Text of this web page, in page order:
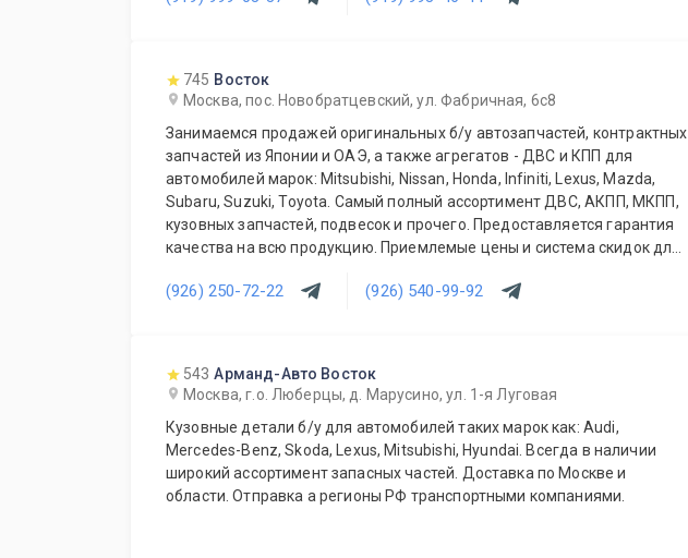
745 Восток
Москва, пос. Новобратцевский, ул. Фабричная, 6с8
Занимаемся продажей оригинальных б/у автозапчастей, контрактных
запчастей из Японии и ОАЭ, а также агрегатов - ДВС и КПП для
автомобилей марок: Mitsubishi, Nissan, Honda, Infiniti, Lexus, Mazda,
Subaru, Suzuki, Toyota. Самый полный ассортимент ДВС, АКПП, МКПП,
кузовных запчастей, подвесок и прочего. Предоставляется гарантия
качества на всю продукцию. Приемлемые цены и система скидок для
ежедневно!
(926) 250-72-22 (926) 540-99-92
543 Арманд-Авто Восток
Москва, г.о. Люберцы, д. Марусино, ул. 1-я Луговая
Кузовные детали б/у для автомобилей таких марок как: Audi,
Mercedes-Benz, Skoda, Lexus, Mitsubishi, Hyundai. Всегда в наличии
широкий ассортимент запасных частей. Доставка по Москве и
области. Отправка а регионы РФ транспортными компаниями.